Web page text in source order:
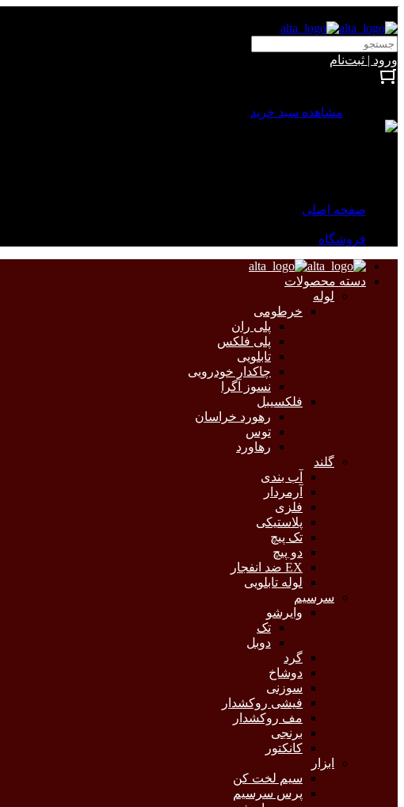
ورود | ثبت‌نام
مشاهده سبد خرید
صفحه اصلی
فروشگاه
دسته محصولات
لوله
خرطومی
پلی ران
پلی فلکس
تابلویی
چاکدار خودرویی
نسوز آگرا
فلکسیبل
رهورد خراسان
توس
رهاورد
گلند
آب بندی
آرمردار
فلزی
پلاستیکی
تک پیچ
دو پیچ
EX ضد انفجار
لوله تابلویی
سرسیم
وایرشو
تک
دوبل
گرد
دوشاخ
سوزنی
فیشی روکشدار
مف روکشدار
برنجی
کانکتور
ابزار
سیم لخت کن
پرس سرسیم